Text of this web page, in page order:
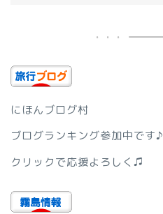
にほんブログ村
ブログランキング参加中です♪
クリックで応援よろしく♫